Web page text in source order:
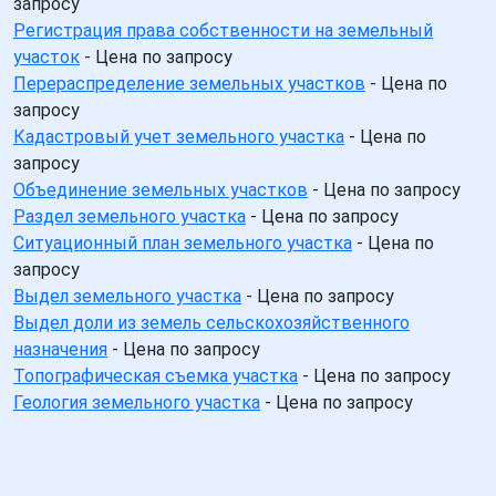
Регистрация права собственности на земельный
участок - Цена по запросу
Перераспределение земельных участков - Цена по
запросу
Кадастровый учет земельного участка - Цена по
запросу
Объединение земельных участков - Цена по запросу
Раздел земельного участка - Цена по запросу
Ситуационный план земельного участка - Цена по
запросу
Выдел земельного участка - Цена по запросу
Выдел доли из земель сельскохозяйственного
назначения - Цена по запросу
Топографическая съемка участка - Цена по запросу
Геология земельного участка - Цена по запросу